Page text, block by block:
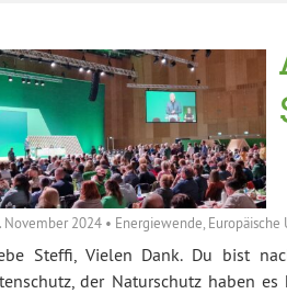
November 2024 • Energiewende, Europäische
Steffi, Vielen Dank. Du bist
der Naturschutz haben